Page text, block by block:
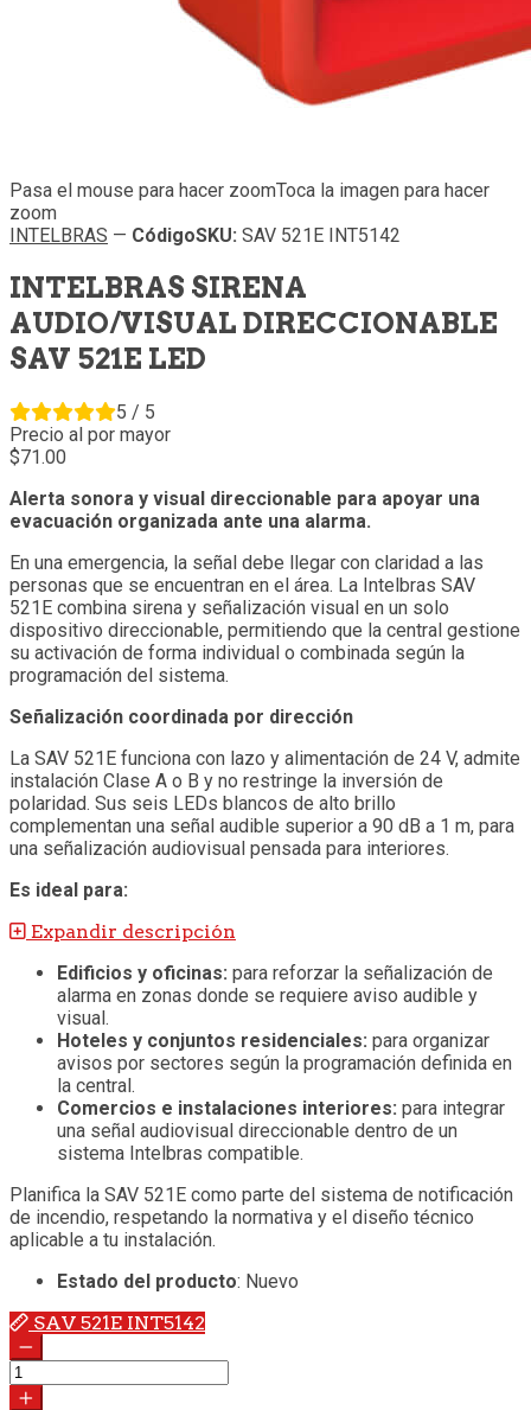
Pasa el mouse para hacer zoomToca la imagen para hacer
zoom
INTELBRAS — CódigoSKU: SAV 521E INT5142
INTELBRAS SIRENA
AUDIO/VISUAL DIRECCIONABLE
SAV 521E LED
5 / 5
Precio al por mayor
71.00
Alerta sonora y visual direccionable para apoyar una
evacuación organizada ante una alarma.
En una emergencia, la señal debe llegar con claridad a las
personas que se encuentran en el área. La Intelbras SAV
521E combina sirena y señalización visual en un solo
dispositivo direccionable, permitiendo que la central gestione
su activación de forma individual o combinada según la
programación del sistema.
Señalización coordinada por dirección
La SAV 521E funciona con lazo y alimentación de 24 V, admite
instalación Clase A o B y no restringe la inversión de
polaridad. Sus seis LEDs blancos de alto brillo
complementan una señal audible superior a 90 dB a 1 m, para
una señalización audiovisual pensada para interiores.
Es ideal para:
Expandir descripción
Edificios y oficinas: para reforzar la señalización de
alarma en zonas donde se requiere aviso audible y
visual.
Hoteles y conjuntos residenciales: para organizar
avisos por sectores según la programación definida en
la central.
Comercios e instalaciones interiores: para integrar
una señal audiovisual direccionable dentro de un
sistema Intelbras compatible.
Planifica la SAV 521E como parte del sistema de notificación
de incendio, respetando la normativa y el diseño técnico
aplicable a tu instalación.
Estado del producto: Nuevo
SAV 521E INT5142